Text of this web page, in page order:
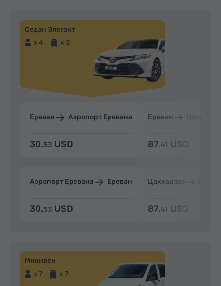
Седан Элегант
x 4
x 3
Ереван Аэропорт Еревана
30.53 USD
Аэропорт Еревана Ереван
30.53 USD
Ереван
87.41 USD
Цахкадзор
87.41 USD
Минивен
x 7
x 7